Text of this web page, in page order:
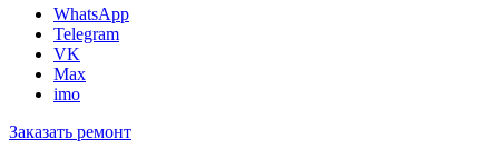
WhatsApp
Telegram
VK
Max
imo
Заказать ремонт